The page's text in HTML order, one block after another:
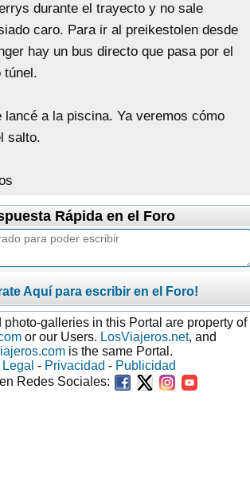
durante el trayecto y no sale
caro. Para ir al preikestolen desde
hay un bus directo que pasa por el
túnel.
lancé a la piscina. Ya veremos cómo
salto.
Rápida en el Foro
Aquí para escribir en el Foro!
photo-galleries in this Portal are property of
or our Users. LosViajeros.net, and
is the same Portal.
- Privacidad - Publicidad
Redes Sociales: